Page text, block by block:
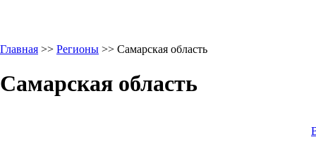
Главная >> Регионы >> Самарская область
Самарская область